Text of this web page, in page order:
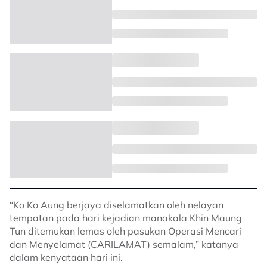
“Ko Ko Aung berjaya diselamatkan oleh nelayan
tempatan pada hari kejadian manakala Khin Maung
Tun ditemukan lemas oleh pasukan Operasi Mencari
dan Menyelamat (CARILAMAT) semalam,” katanya
dalam kenyataan hari ini.